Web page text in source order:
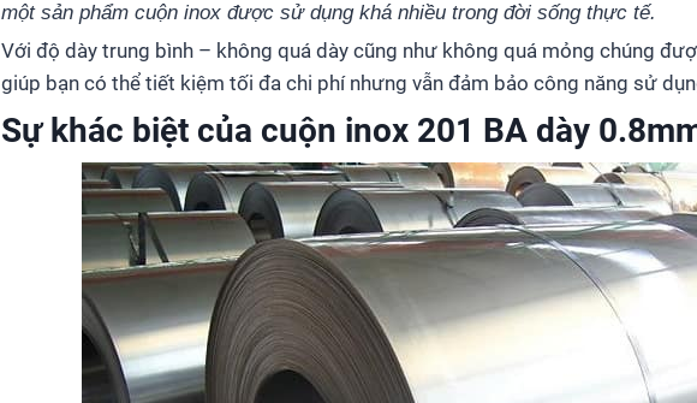
một sản phẩm cuộn inox được sử dụng khá nhiều trong đời sống thực tế.
Với độ dày trung bình – không quá dày cũng như không quá mỏng chúng
giúp bạn có thể tiết kiệm tối đa chi phí nhưng vẫn đảm bảo công năng sử
Sự khác biệt của cuộn inox 201 BA dày